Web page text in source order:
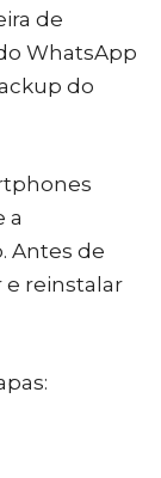
de
WhatsApp
do
a
Antes de
e reinstalar